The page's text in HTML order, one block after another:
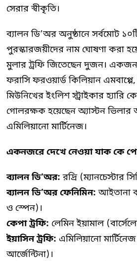
সেরার স্বীকৃতি।
ব্যালন ডি’অর অনুষ্ঠানে সর্বমোট
পুরস্কারজয়ীদের নাম ঘোষণা করা
মুলার ট্রফি জিতেছেন দুজন। একজন
ফরাসি ফরওয়ার্ড কিলিয়ান
মিউনিখের ইংলিশ স্ট্রাইকার হ্যারি
গোলরক্ষক হয়েছেন অ্যাস্টন ভিলার
এমিলিয়ানো মার্টিনেজ।
একনজরে দেখে নেওয়া যাক কে
ব্যালন ডি’অর: রদ্রি (ম্যানচেস্টার
ব্যালন ডি’অর ফেনিমিন: আইতানা
ও স্পেন)।
কেপা ট্রফি: লেমিন ইয়ামাল
ইয়াসিন ট্রফি: এমিলিয়ানো
আর্জেন্টিনা)।